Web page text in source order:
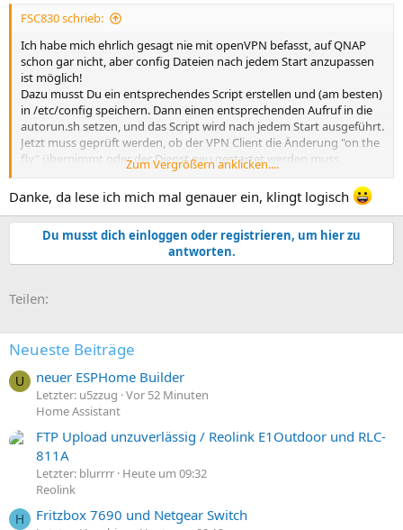
n
FSC830 schrieb:
Ich habe mich ehrlich gesagt nie mit openVPN befasst, auf QNAP
schon gar nicht, aber config Dateien nach jedem Start anzupassen
ist möglich!
Dazu musst Du ein entsprechendes Script erstellen und (am besten)
in /etc/config speichern. Dann einen entsprechenden Aufruf in die
autorun.sh setzen, und das Script wird nach jedem Start ausgeführt.
Jetzt muss geprüft werden, ob der VPN Client die Änderung "on the
fly" übernimmt oder der Dienst neu gestartet werden muss.
Oder der Dienst u.U. erst später startet und die config "zieht".
Gruss
Zum Vergrößern anklicken....
Danke, da lese ich mich mal genauer ein, klingt logisch
Du musst dich einloggen oder registrieren, um hier zu
antworten.
Teilen:
Neueste Beiträge
U neuer ESPHome Builder
Letzter: u5zzug Vor 52 Minuten
Home Assistant
FTP Upload unzuverlässig / Reolink E1Outdoor und RLC-
811A
Letzter: blurrrr Heute um 09:32
Reolink
H Fritzbox 7690 und Netgear Switch